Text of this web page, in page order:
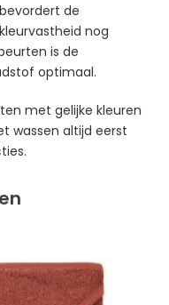
de
nog
is de
optimaal.
met gelijke kleuren
wassen altijd eerst